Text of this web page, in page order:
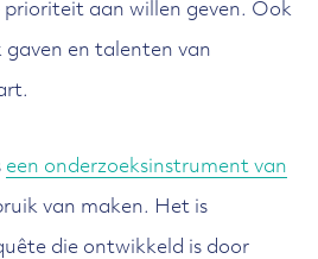
prioriteit aan willen geven. Ook
en talenten van
een onderzoeksinstrument van
van maken. Het is
die ontwikkeld is door